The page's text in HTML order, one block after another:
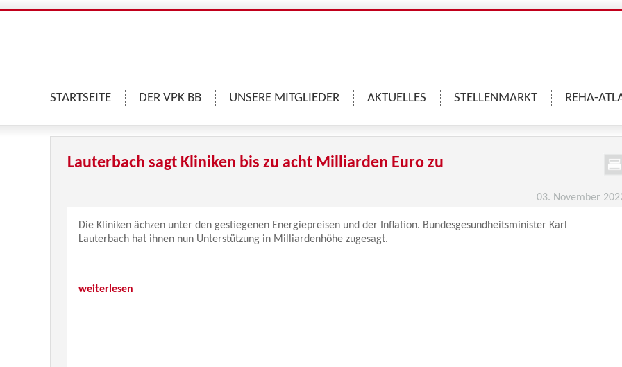
STARTSEITE DER VPK BB UNSERE MITGLIEDER AKTUELLES STELLENMARKT REHA-
Lauterbach sagt Kliniken bis zu acht Milliarden Euro zu
03. November
Die Kliniken ächzen unter den gestiegenen Energiepreisen und der Inflation. Bundesgesundheitsminister Karl
Lauterbach hat ihnen nun Unterstützung in Milliardenhöhe zugesagt.
weiterlesen